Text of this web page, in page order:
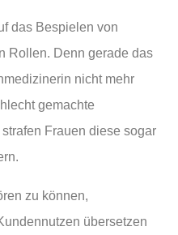
das Bespielen von
Rollen. Denn gerade das
nicht mehr
gemachte
Frauen diese sogar
zu können,
übersetzen